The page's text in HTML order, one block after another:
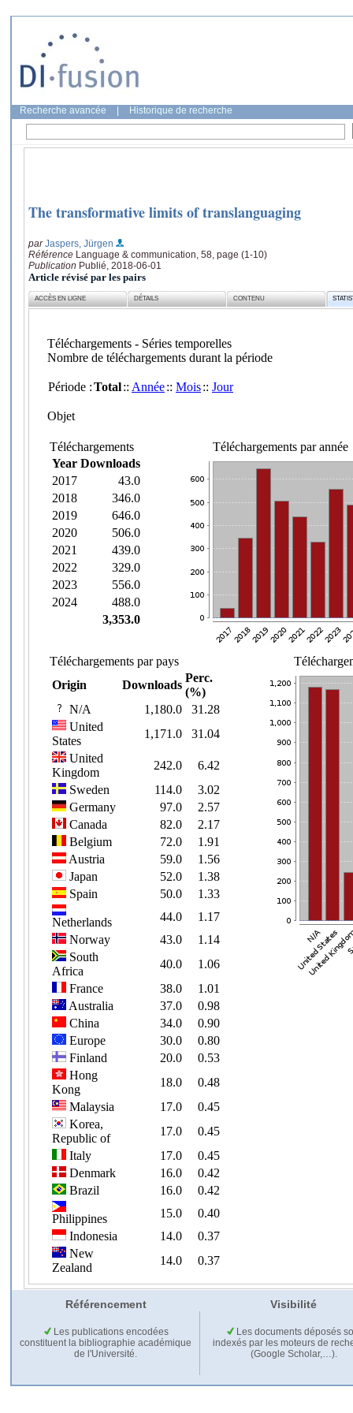
Recherche avancée Historique de recherche
The transformative limits of translanguaging
parJaspers, Jürgen
Référence Language & communication, 58, page (1-10)
Publication Publié, 2018-06-01
Article révisé par les pairs
ACCÈS EN LIGNE DÉTAILS CONTENU
Référencement Visibilité
Les publications encodées
constituent la bibliographie académique
de l'Université.
Les documents déposés
indexés par les moteurs de
(Google Scholar,…).